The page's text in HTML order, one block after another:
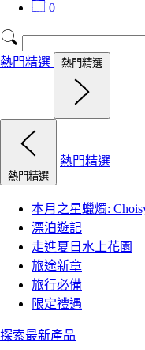
0
熱門精選 熱門精選
熱門精選
熱門精選
本月之星蠟燭:
漂泊遊記
走進夏日水上花園
旅途新章
旅行必備
限定禮遇
探索最新產品